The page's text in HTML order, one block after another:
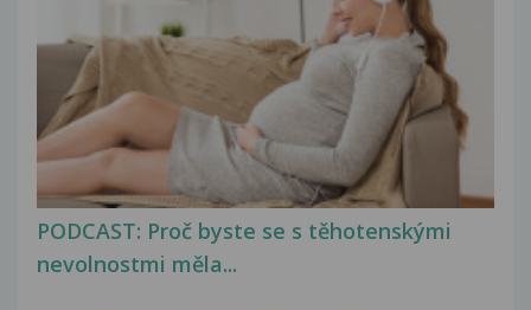
PODCAST: Proč byste se s těhotenskými
nevolnostmi měla...